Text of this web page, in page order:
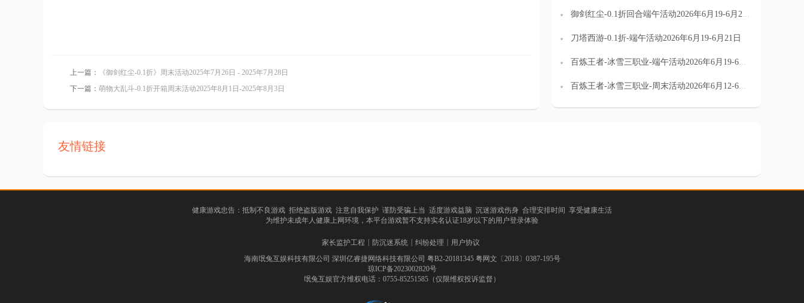
上一篇：
《御剑红尘-0.1折》周末活动2025年7月26日 - 2025年7月28日
下一篇： 萌物大乱斗-0.1折开箱周末活动2025年8月1日-2025年8月3日
御剑红尘-0.1折回合端午活动2026年6月19-6月21日
刀塔西游-0.1折-端午活动2026年6月19-6月21日
百炼王者-冰雪三职业-端午活动2026年6月19-6月21日
百炼王者-冰雪三职业-周末活动2026年6月12-6月14日
友情链接
健康游戏忠告：抵制不良游戏 拒绝盗版游戏 注意自我保护 谨防受骗上当 适度游戏益脑 沉迷游戏伤身 合理安排时间 享受健康生活
为维护未成年人健康上网环境，本平台游戏暂不支持实名认证18岁以下的用户登录体验
家长监护工程 防沉迷系统 纠纷处理
用户协议
海南氓兔互娱科技有限公司 深圳亿睿捷网络科技有限公司 粤B2-20181345 粤网文〔2018〕0387-195号
琼ICP备2023002820号
氓兔互娱官方维权电话：0755-85251585（仅限维权投诉监督）